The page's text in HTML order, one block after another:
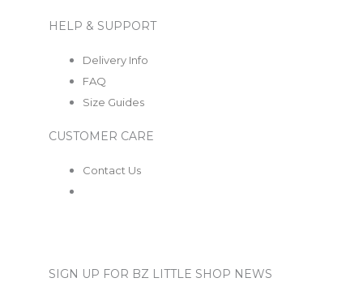
HELP & SUPPORT
Delivery Info
FAQ
Size Guides
CUSTOMER CARE
Contact Us
SIGN UP FOR BZ LITTLE SHOP NEWS